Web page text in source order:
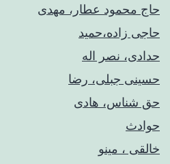
حاج محمود عطار، مهدی
حاجی زاده،حمید
حدادی، نصر اله
حسینی جبلی، رضا
حق شناس، هادی
حوادث
خالقی ، مینو